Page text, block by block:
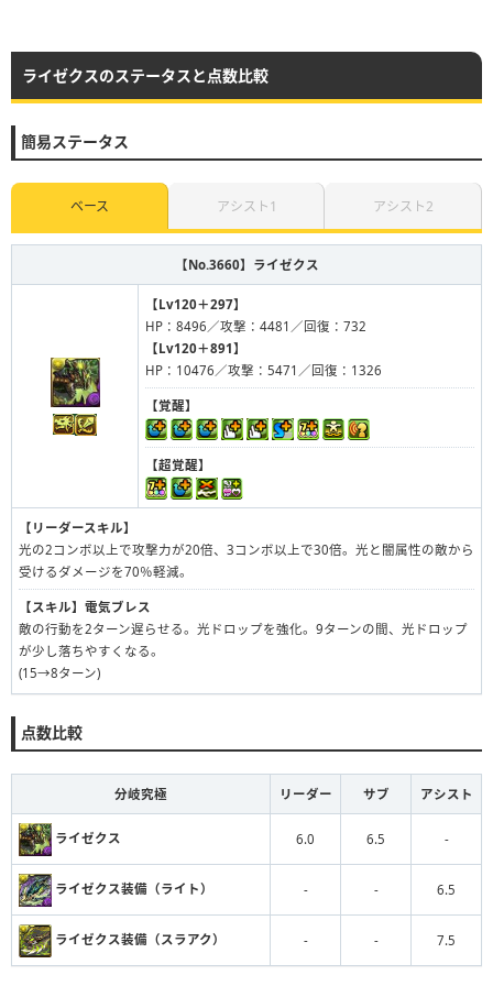
ライゼクスのステータスと点数比較
簡易ステータス
ベース アシスト1 アシスト2
【No.3660】 ライゼクス
【Lv120＋297】
HP：8496／攻撃：4481／回復：732
【Lv120＋891】
HP：10476／攻撃：5471／回復：1326
【覚醒】
【超覚醒】
【リーダースキル】
光の2コンボ以上で攻撃力が20倍、3コンボ以上で30倍。光と闇属性の敵から
受けるダメージを70％軽減。
【スキル】 電気ブレス
敵の行動を2ターン遅らせる。光ドロップを強化。9ターンの間、光ドロップ
が少し落ちやすくなる。
(15→8ターン)
点数比較
分岐究極 リーダー サブ アシスト
ライゼクス 6.0 6.5 -
ライゼクス装備（ライト） - - 6.5
ライゼクス装備（スラアク） - - 7.5